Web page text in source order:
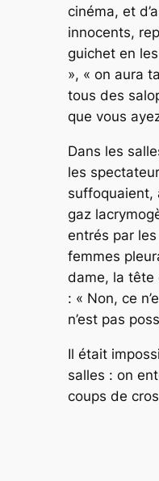
cinéma, et
innocents,
guichet en
», « on aura
tous des
que vous
Dans les
les
suffoquaient,
gaz
entrés par
femmes
dame, la tête
: « Non, ce
n’est pas
Il était
salles : on
coups de